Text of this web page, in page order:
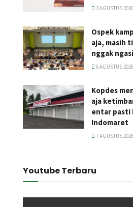
3 AGUSTUS 2026
Ospek
aja, masih
nggak
6 AGUSTUS 2026
Kopdes
aja
entar pasti
Indomaret
7 AGUSTUS 2026
Youtube Terbaru